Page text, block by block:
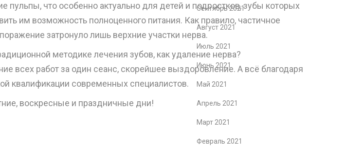
что особенно актуально для детей и подростков, зубы которых
им возможность полноценного питания. Как правило, частичное
затронуло лишь верхние участки нерва.
методике лечения зубов, как удаление нерва?
всех работ за один сеанс, скорейшее выздоровление. А всё благодаря
квалификации современных специалистов.
воскресные и праздничные дни!
Сентябрь 2021
Август 2021
Июль 2021
Июнь 2021
Май 2021
Апрель 2021
Март 2021
Февраль 2021